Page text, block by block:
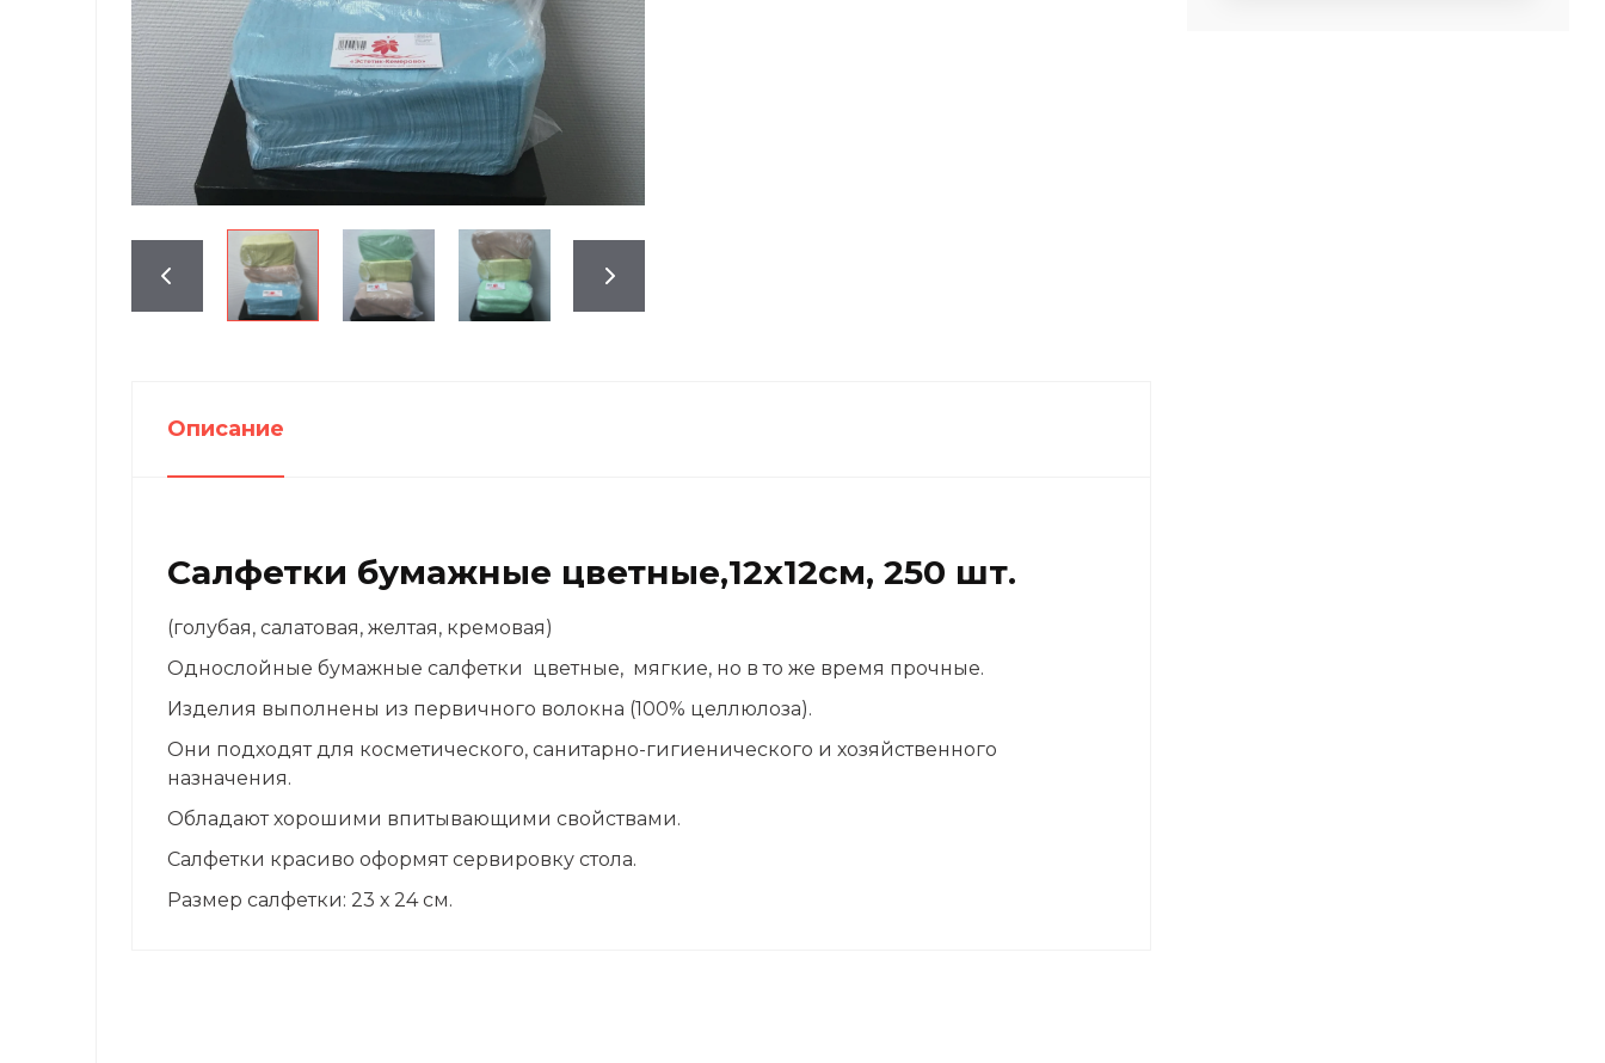
Описание
Салфетки бумажные цветные,12х12см, 250 шт.
(голубая, салатовая, желтая, кремовая)
Однослойные бумажные салфетки цветные, мягкие, но в то же время прочные.
Изделия выполнены из первичного волокна (100% целлюлоза).
Они подходят для косметического, санитарно-гигиенического и хозяйственного
назначения.
Обладают хорошими впитывающими свойствами.
Салфетки красиво оформят сервировку стола.
Размер салфетки: 23 х 24 см.